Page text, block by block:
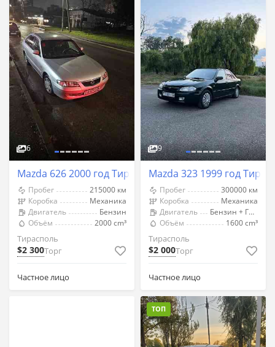
6
Mazda 626 2000 год Тирасполь
Пробег
215000 км
Коробка
Механика
Двигатель
Бензин
Объём
2000 cm³
Тирасполь
$2 300Торг
Частное лицо
9
Mazda 323 1999 год
Пробег
300000 км
Коробка
Механика
Двигатель
Бензин + Газ (Метан)
Объём
1600 cm³
Тирасполь
$2 000Торг
Частное лицо
ТОП